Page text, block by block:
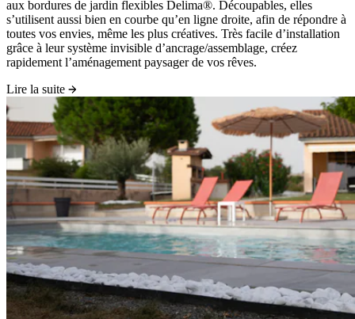
aux bordures de jardin flexibles Delima®. Découpables, elles
s’utilisent aussi bien en courbe qu’en ligne droite, afin de répondre à
toutes vos envies, même les plus créatives. Très facile d’installation
grâce à leur système invisible d’ancrage/assemblage, créez
rapidement l’aménagement paysager de vos rêves.
Lire la suite